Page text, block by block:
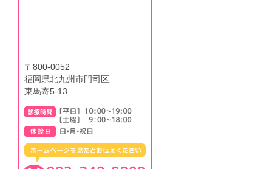
〒800-0052
福岡県北九州市門司区
東馬寄5-13